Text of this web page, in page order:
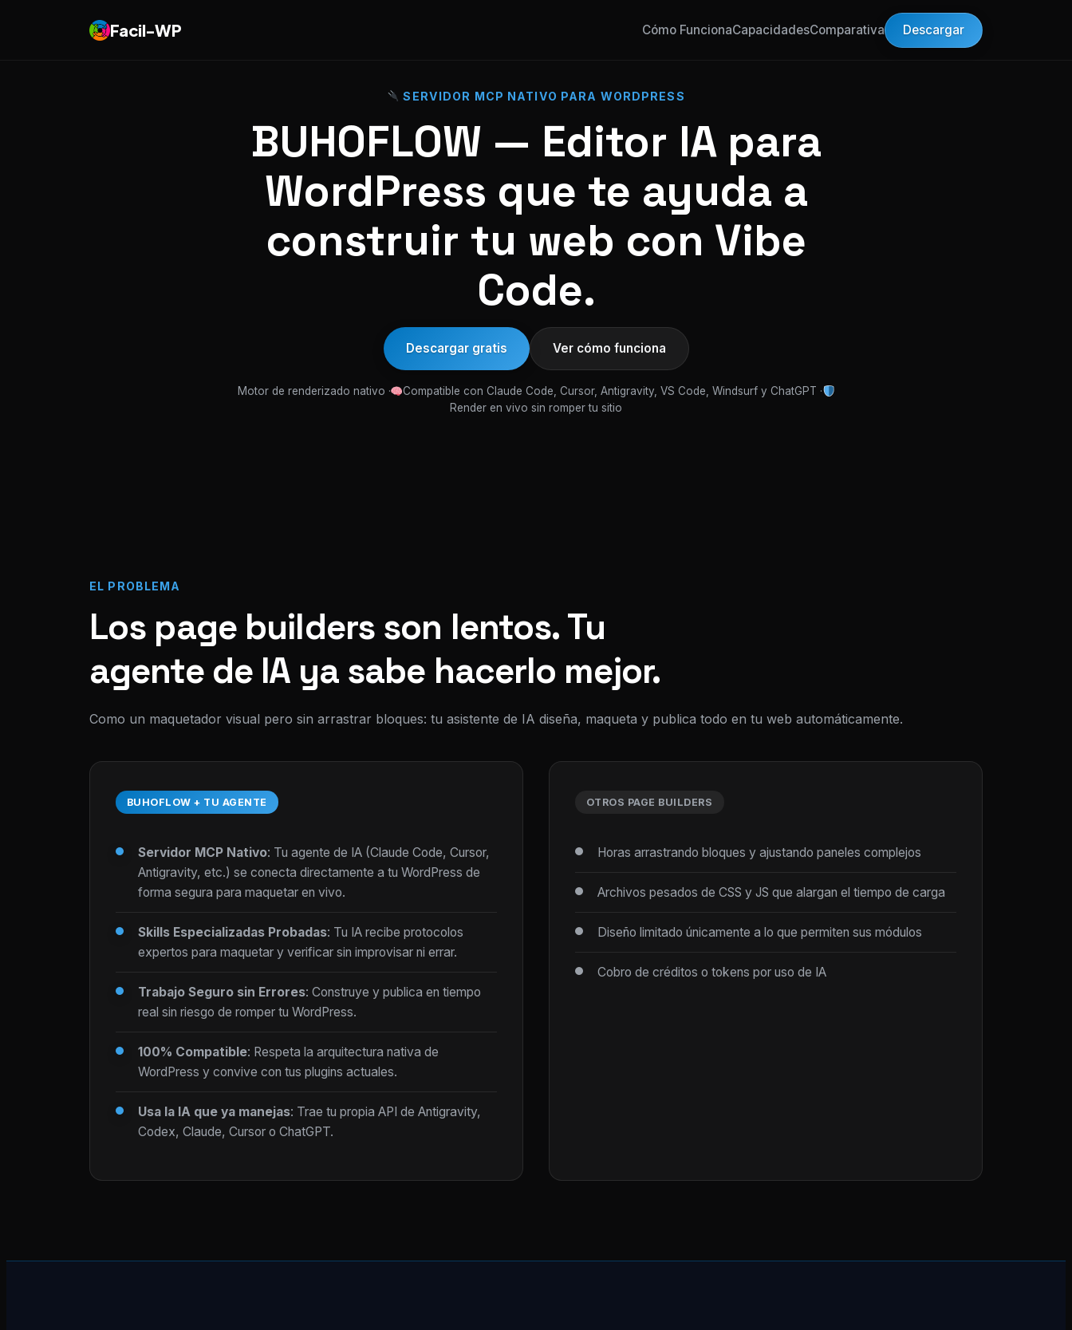
Facil-WP Cómo FuncionaCapacidadesComparativa Descargar
SERVIDOR MCP NATIVO PARA WORDPRESS
BUHOFLOW — Editor IA para
WordPress que te ayuda a
construir tu web con Vibe
Code.
Descargar gratis Ver cómo funciona
Motor de renderizado nativo ·
Compatible con Claude Code, Cursor, Antigravity, VS Code, Windsurf y ChatGPT ·
Render en vivo sin romper tu sitio
EL PROBLEMA
Los page builders son lentos. Tu
agente de IA ya sabe hacerlo mejor.
Como un maquetador visual pero sin arrastrar bloques: tu asistente de IA diseña, maqueta y publica todo en tu web automáticamente.
BUHOFLOW + TU AGENTE
Servidor MCP Nativo: Tu agente de IA (Claude Code, Cursor,
Antigravity, etc.) se conecta directamente a tu WordPress de
forma segura para maquetar en vivo.
Skills Especializadas Probadas: Tu IA recibe protocolos
expertos para maquetar y verificar sin improvisar ni errar.
Trabajo Seguro sin Errores: Construye y publica en tiempo
real sin riesgo de romper tu WordPress.
100% Compatible: Respeta la arquitectura nativa de
WordPress y convive con tus plugins actuales.
Usa la IA que ya manejas: Trae tu propia API de Antigravity,
Codex, Claude, Cursor o ChatGPT.
OTROS PAGE BUILDERS
Horas arrastrando bloques y ajustando paneles complejos
Archivos pesados de CSS y JS que alargan el tiempo de carga
Diseño limitado únicamente a lo que permiten sus módulos
Cobro de créditos o tokens por uso de IA